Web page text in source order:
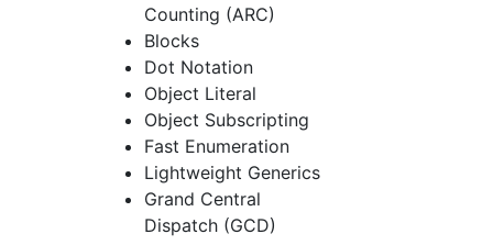
Counting (ARC)
Blocks
Dot Notation
Object Literal
Object Subscripting
Fast Enumeration
Lightweight Generics
Grand Central
Dispatch (GCD)